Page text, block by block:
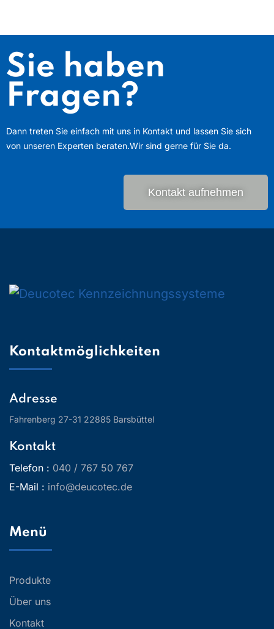
Sie haben
Fragen?
Dann treten Sie einfach mit uns in Kontakt und lassen Sie sich
von unseren Experten beraten.Wir sind gerne für Sie da.
Kontakt aufnehmen
Kontaktmöglichkeiten
Adresse
Fahrenberg 27-31 22885 Barsbüttel
Kontakt
Telefon : 040 / 767 50 767
E-Mail : info@deucotec.de
Menü
Produkte
Über uns
Kontakt